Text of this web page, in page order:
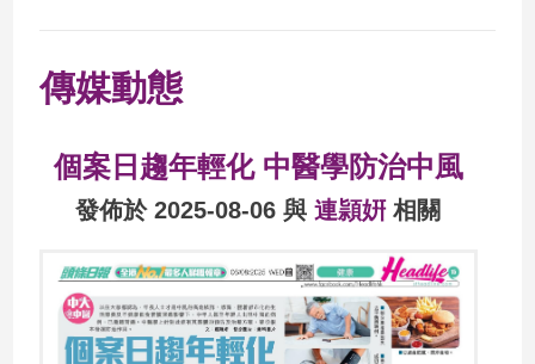
傳媒動態
個案日趨年輕化 中醫學防治中風
發佈於 2025-08-06 與連頴姸相關